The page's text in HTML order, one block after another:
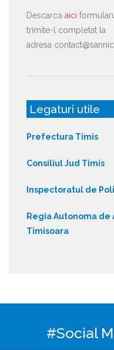
Descarcă aici
trimite-l completat la
adresa
Legaturi utile
Prefectura Timis
Consiliul Jud Timis
Inspectoratul de
Regia Autonoma de
Timisoara
#Social